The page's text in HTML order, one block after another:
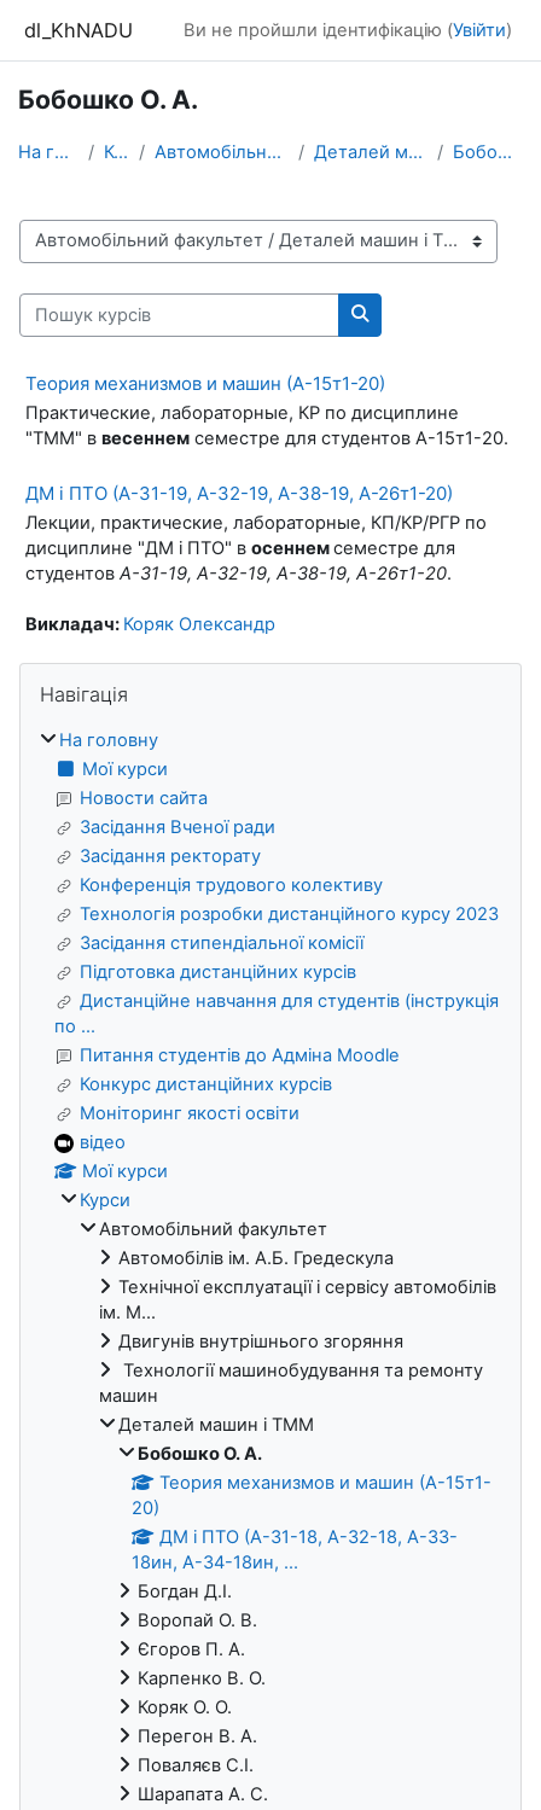
dl_KhNADU Ви не пройшли ідентифікацію (Увійти)
Бобошко О. А.
На головну Курси Автомобільний факультет Деталей машин і ТММ Бобошко О. А.
Категорії курсів
Пошук курсів
Пошук курсів
Теория механизмов и машин (А-15т1-20)
Практические, лабораторные, КР по дисциплине
"ТММ" в весеннем семестре для студентов А-15т1-20.
ДМ і ПТО (А-31-19, А-32-19, А-38-19, А-26т1-20)
Лекции, практические, лабораторные, КП/КР/РГР по
дисциплине "ДМ і ПТО" в осеннемсеместре для
студентов А-31-19, А-32-19, А-38-19, А-26т1-20.
Викладач: Коряк Олександр
Блоки
Навігація
На головну
Мої курси
Новости сайта
Засідання Вченої ради
Засідання ректорату
Конференція трудового колективу
Технологія розробки дистанційного курсу 2023
Засідання стипендіальної комісії
Підготовка дистанційних курсів
Дистанційне навчання для студентів (інструкція
по ...
Питання студентів до Адміна Moodle
Конкурс дистанційних курсів
Моніторинг якості освіти
відео
Мої курси
Курси
Автомобільний факультет
Автомобілів ім. А.Б. Гредескула
Технічної експлуатації і сервісу автомобілів
ім. М...
Двигунів внутрішнього згоряння
Технології машинобудування та ремонту
машин
Деталей машин і ТММ
Бобошко О. А.
Теория механизмов и машин (А-15т1-
20)
ДМ і ПТО (А-31-18, А-32-18, А-33-
18ин, А-34-18ин, ...
Богдан Д.І.
Воропай О. В.
Єгоров П. А.
Карпенко В. О.
Коряк О. О.
Перегон В. А.
Поваляєв С.І.
Шарапата А. С.